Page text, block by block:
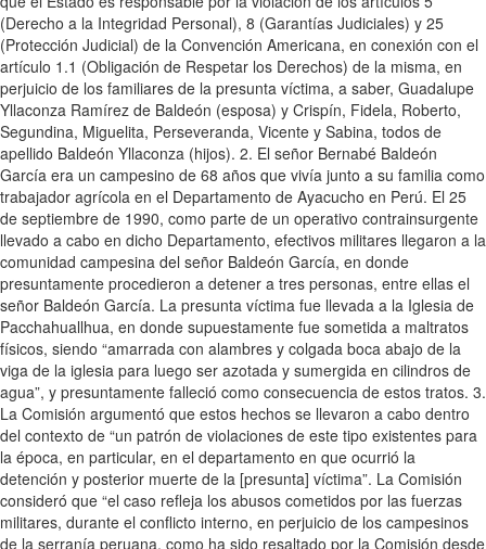
(Derecho a la Integridad Personal), 8 (Garantías Judiciales) y 25
(Protección Judicial) de la Convención Americana, en conexión con el
artículo 1.1 (Obligación de Respetar los Derechos) de la misma, en
perjuicio de los familiares de la presunta víctima, a saber, Guadalupe
Yllaconza Ramírez de Baldeón (esposa) y Crispín, Fidela, Roberto,
Segundina, Miguelita, Perseveranda, Vicente y Sabina, todos de
apellido Baldeón Yllaconza (hijos). 2. El señor Bernabé Baldeón
García era un campesino de 68 años que vivía junto a su familia como
trabajador agrícola en el Departamento de Ayacucho en Perú. El 25
de septiembre de 1990, como parte de un operativo contrainsurgente
llevado a cabo en dicho Departamento, efectivos militares llegaron a la
comunidad campesina del señor Baldeón García, en donde
presuntamente procedieron a detener a tres personas, entre ellas el
señor Baldeón García. La presunta víctima fue llevada a la Iglesia de
Pacchahuallhua, en donde supuestamente fue sometida a maltratos
físicos, siendo “amarrada con alambres y colgada boca abajo de la
viga de la iglesia para luego ser azotada y sumergida en cilindros de
agua”, y presuntamente falleció como consecuencia de estos tratos. 3.
La Comisión argumentó que estos hechos se llevaron a cabo dentro
del contexto de “un patrón de violaciones de este tipo existentes para
la época, en particular, en el departamento en que ocurrió la
detención y posterior muerte de la [presunta] víctima”. La Comisión
consideró que “el caso refleja los abusos cometidos por las fuerzas
militares, durante el conflicto interno, en perjuicio de los campesinos
de la serranía peruana, como ha sido resaltado por la Comisión desde